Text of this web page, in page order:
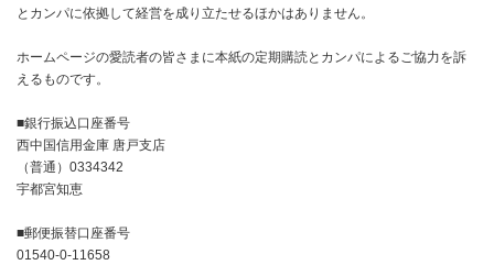
とカンパに依拠して経営を成り立たせるほかはありません。
ホームページの愛読者の皆さまに本紙の定期購読とカンパによるご協力を訴
えるものです。
■銀行振込口座番号
西中国信用金庫 唐戸支店
（普通）0334342
宇都宮知恵
■郵便振替口座番号
01540-0-11658